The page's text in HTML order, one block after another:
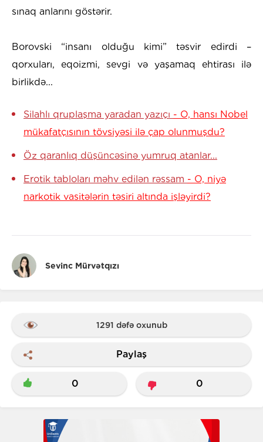
sınaq anlarını göstərir.
Borovski “insanı olduğu kimi” təsvir edirdi –
qorxuları, eqoizmi, sevgi və yaşamaq ehtirası ilə
birlikdə...
Silahlı qruplaşma yaradan yazıçı - O, hansı Nobel
mükafatçısının tövsiyəsi ilə çap olunmuşdu?
Öz qaranlıq düşüncəsinə yumruq atanlar...
Erotik tabloları məhv edilən rəssam - O, niyə
narkotik vasitələrin təsiri altında işləyirdi?
Sevinc Mürvətqızı
1291 dəfə oxunub
Paylaş
0 0